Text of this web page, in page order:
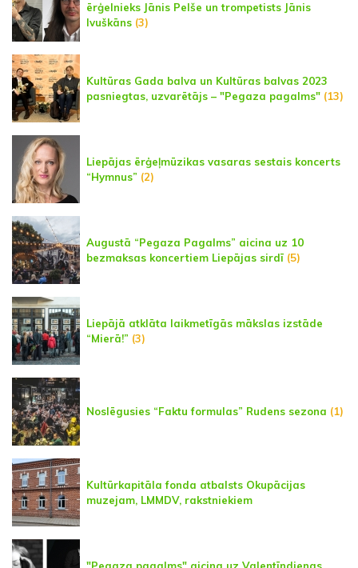
ērģelnieks Jānis Pelše un trompetists Jānis
Ivuškāns (3)
Kultūras Gada balva un Kultūras balvas 2023
pasniegtas, uzvarētājs – "Pegaza pagalms" (13)
Liepājas ērģeļmūzikas vasaras sestais koncerts
“Hymnus” (2)
Augustā “Pegaza Pagalms” aicina uz 10
bezmaksas koncertiem Liepājas sirdī (5)
Liepājā atklāta laikmetīgās mākslas izstāde
“Mierā!” (3)
Noslēgusies “Faktu formulas” Rudens sezona (1)
Kultūrkapitāla fonda atbalsts Okupācijas
muzejam, LMMDV, rakstniekiem
"Pegaza pagalms" aicina uz Valentīndienas